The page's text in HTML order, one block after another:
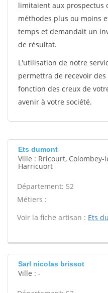
limitaient aux prospectus
méthodes plus ou moins
temps et demandait un
de résultat.
L'utilisation de notre
permettra de recevoir
fonction des creux de
avenir à votre société.
Ets dumont
Ville : Rricourt,
Harricuort
Département: 52
Métiers :
Voir la fiche artisan : Ets
Sarl nicolas brissot
Ville : -